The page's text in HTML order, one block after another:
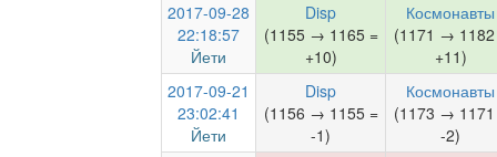
2017-09-28
22:18:57
Йети
Disp
(1155 → 1165 =
+10)
Космонавты
(1171 → 1182
+11)
2017-09-21
23:02:41
Йети
Disp
(1156 → 1155 =
-1)
Космонавты
(1173 → 1171
-2)